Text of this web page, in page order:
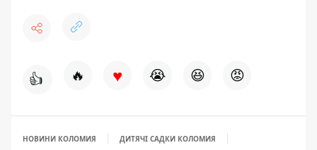
👍 🔥 ♥ 😭 😆 😡
НОВИНИ КОЛОМИЯ ДИТЯЧІ САДКИ КОЛОМИЯ